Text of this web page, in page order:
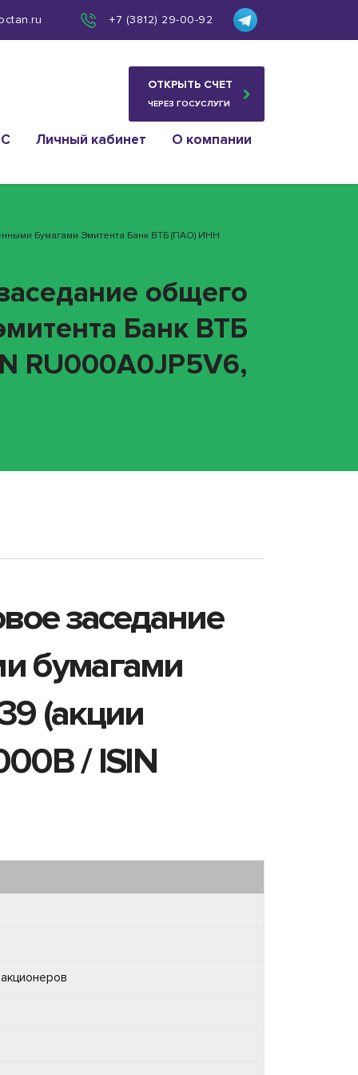
+7 (3812) 29-00-92
ОТКРЫТЬ СЧЕТ
ЧЕРЕЗ ГОСУСЛУГИ
Личный кабинет О компании
Бумагами Эмитента Банк ВТБ (ПАО) ИНН
общего
Банк ВТБ
RU000A0JP5V6,
заседание
бумагами
(акции
/ ISIN